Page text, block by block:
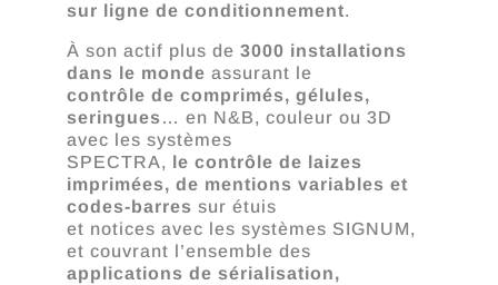
sur ligne de conditionnement.
À son actif plus de 3000 installations
dans le monde assurant le
contrôle de comprimés, gélules,
seringues… en N&B, couleur ou 3D
avec les systèmes
SPECTRA, le contrôle de laizes
imprimées, de mentions variables et
codes-barres sur étuis
et notices avec les systèmes SIGNUM,
et couvrant l’ensemble des
applications de sérialisation,